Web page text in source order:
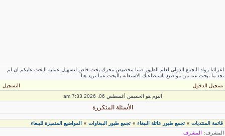
رواد التجمع الدولي لعلم الطيور قمنا بتخصيص محرك بحث خاص لتسهيل عملية البحث عليكم ان لم
ما تبحث عنه من مواضيع باستطاعتك الاستعانه بالبحث عما تريد هنا
تسجيل الدخول
التسجيل
اليوم هو الخميس أغسطس 06, 2026 7:33 am
الأسئلة المتكررة
قائمة المنتديات» تجمع طيور عائلة الببغاء» تجمع طيور الببغاوات»
المواضيع المتميزة للببغاء
المشرف